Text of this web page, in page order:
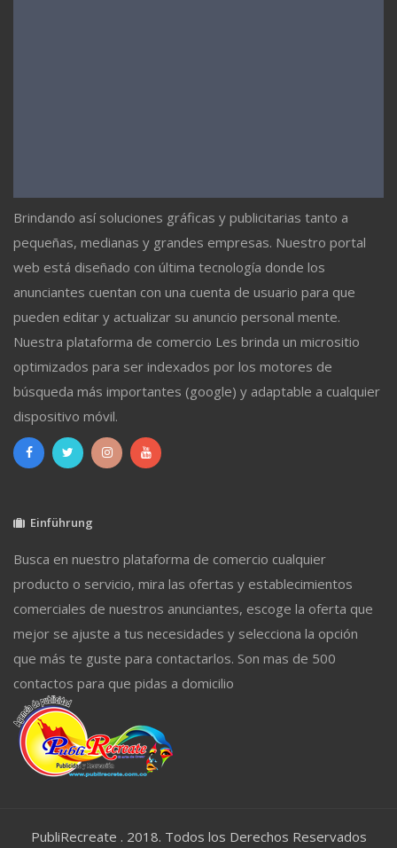
Brindando así soluciones gráficas y publicitarias tanto a
pequeñas, medianas y grandes empresas. Nuestro portal
web está diseñado con última tecnología donde los
anunciantes cuentan con una cuenta de usuario para que
pueden editar y actualizar su anuncio personal mente.
Nuestra plataforma de comercio Les brinda un micrositio
optimizados para ser indexados por los motores de
búsqueda más importantes (google) y adaptable a cualquier
dispositivo móvil.
Einführung
Busca en nuestro plataforma de comercio cualquier
producto o servicio, mira las ofertas y establecimientos
comerciales de nuestros anunciantes, escoge la oferta que
mejor se ajuste a tus necesidades y selecciona la opción
que más te guste para contactarlos. Son mas de 500
contactos para que pidas a domicilio
PubliRecreate . 2018. Todos los Derechos Reservados